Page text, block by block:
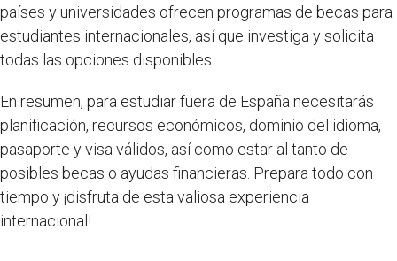
países y universidades ofrecen programas de becas para
estudiantes internacionales, así que investiga y solicita
todas las opciones disponibles.
En resumen, para estudiar fuera de España necesitarás
planificación, recursos económicos, dominio del idioma,
pasaporte y visa válidos, así como estar al tanto de
posibles becas o ayudas financieras. Prepara todo con
tiempo y ¡disfruta de esta valiosa experiencia
internacional!